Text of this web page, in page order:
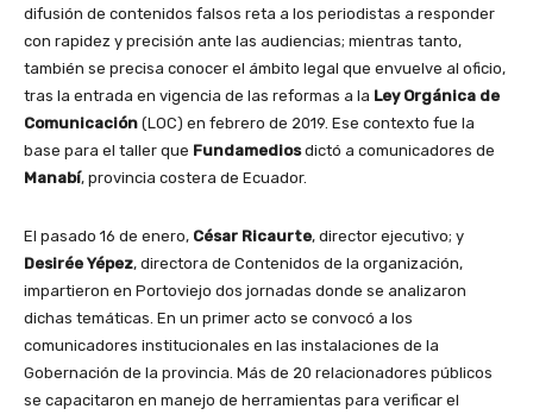
difusión de contenidos falsos reta a los periodistas a responder
con rapidez y precisión ante las audiencias; mientras tanto,
también se precisa conocer el ámbito legal que envuelve al oficio,
tras la entrada en vigencia de las reformas a la Ley Orgánica de
Comunicación (LOC) en febrero de 2019. Ese contexto fue la
base para el taller que Fundamediosdictó a comunicadores de
Manabí, provincia costera de Ecuador.
El pasado 16 de enero, César Ricaurte, director ejecutivo; y
Desirée Yépez, directora de Contenidos de la organización,
impartieron en Portoviejo dos jornadas donde se analizaron
dichas temáticas. En un primer acto se convocó a los
comunicadores institucionales en las instalaciones de la
Gobernación de la provincia. Más de 20 relacionadores públicos
se capacitaron en manejo de herramientas para verificar el